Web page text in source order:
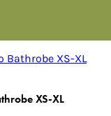
XS-XL